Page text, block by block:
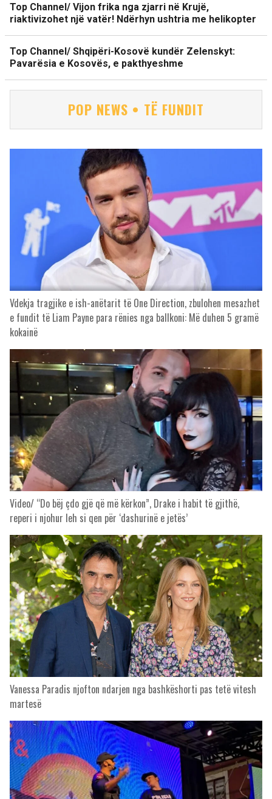
Top Channel/ Vijon frika nga zjarri në Krujë,
riaktivizohet një vatër! Ndërhyn ushtria me helikopter
Top Channel/ Shqipëri-Kosovë kundër Zelenskyt:
Pavarësia e Kosovës, e pakthyeshme
POP NEWS • TË FUNDIT
Vdekja tragjike e ish-anëtarit të One Direction, zbulohen mesazhet
e fundit të Liam Payne para rënies nga ballkoni: Më duhen 5 gramë
kokainë
Video/ “Do bëj çdo gjë që më kërkon”, Drake i habit të gjithë,
reperi i njohur leh si qen për ‘dashurinë e jetës’
Vanessa Paradis njofton ndarjen nga bashkëshorti pas tetë vitesh
martesë